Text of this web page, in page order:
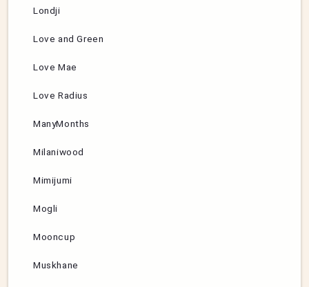
Londji
Love and Green
Love Mae
Love Radius
ManyMonths
Milaniwood
Mimijumi
Mogli
Mooncup
Muskhane